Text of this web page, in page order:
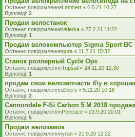
Останнє повідомленняLambert « 6.5.21 10:27
Відповіді: 2
Продам велостанок
Останнє повідомленняValerka « 27.2.21 11:22
Відповіді: 1
Продам велокомпьютер Sigma Sport BC
Останнє повідомленняgura « 11.2.21 15:32
Станок роллерный Cycle Ops
Останнє повідомленняTopsail « 24.11.20 12:30
Відповіді: 1
продам свои велозапчасти б\у в
Останнє повідомленняZibers « 5.11.20 10:18
Відповіді: 2
Cannondale F-Si Carbon 5 M 2018
Останнє повідомленняPeeeace « 23.9.20 20:01
Відповіді: 5
Продам велозамок
Останнє повідомленняyran « 21.9.20 12:22